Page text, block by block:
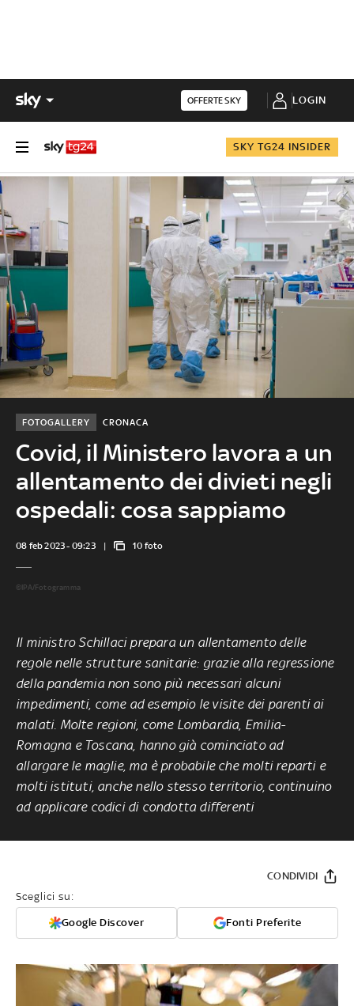
OFFERTE SKY LOGIN
SKY TG24 INSIDER
Covid, il Ministero lavora a un
allentamento dei divieti negli
ospedali: cosa sappiamo
CRONACA
FOTOGALLERY
08 feb 2023 - 09:23 10 foto
©IPA/Fotogramma
Il ministro Schillaci prepara un allentamento delle
regole nelle strutture sanitarie: grazie alla regressione
della pandemia non sono più necessari alcuni
impedimenti, come ad esempio le visite dei parenti ai
malati. Molte regioni, come Lombardia, Emilia-
Romagna e Toscana, hanno già cominciato ad
allargare le maglie, ma è probabile che molti reparti e
molti istituti, anche nello stesso territorio, continuino
ad applicare codici di condotta differenti
Sceglici su:
Google Discover Fonti Preferite
CONDIVIDI